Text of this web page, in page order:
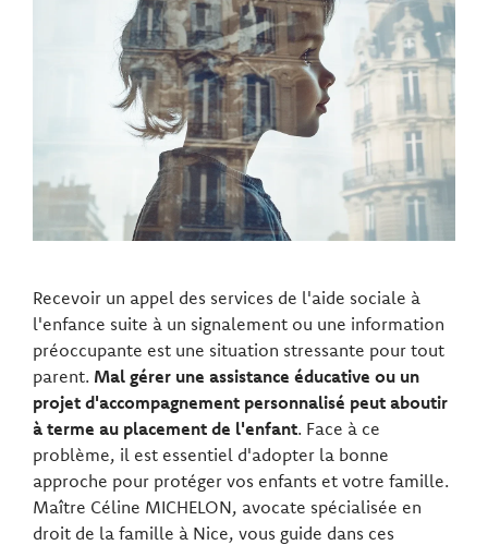
Recevoir un appel des services de l'aide sociale à
l'enfance suite à un signalement ou une information
préoccupante est une situation stressante pour tout
parent. Mal gérer une assistance éducative ou un
projet d'accompagnement personnalisé peut aboutir
à terme au placement de l'enfant. Face à ce
problème, il est essentiel d'adopter la bonne
approche pour protéger vos enfants et votre famille.
Maître Céline MICHELON, avocate spécialisée en
droit de la famille à Nice, vous guide dans ces